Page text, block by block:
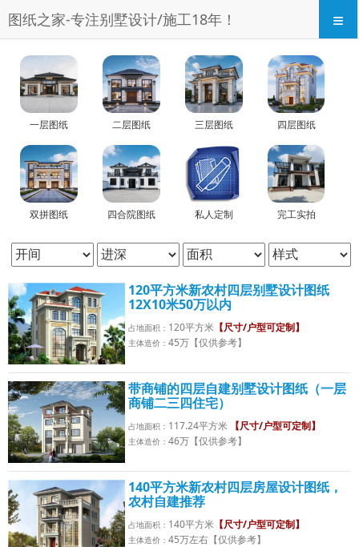
图纸之家-专注别墅设计/施工18年！ ≡
一层图纸 二层图纸 三层图纸 四层图纸
双拼图纸 四合院图纸 私人定制 完工实拍
120平方米新农村四层别墅设计图纸
12X10米50万以内
占地面积： 120平方米 【尺寸/户型可定制】
主体造价： 45万【仅供参考】
带商铺的四层自建别墅设计图纸（一层
商铺二三四住宅）
占地面积： 117.24平方米 【尺寸/户型可定制】
主体造价： 46万【仅供参考】
140平方米新农村四层房屋设计图纸，
农村自建推荐
占地面积： 140平方米 【尺寸/户型可定制】
主体造价： 45万左右【仅供参考】